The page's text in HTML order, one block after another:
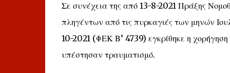
Σε συνέχεια της από 13-8-2021 Πράξης
πληγέντων από τις πυρκαγιές των μηνών
10-2021 (ΦΕΚ Β’ 4739) εγκρίθηκε η
υπέστησαν τραυματισμό.